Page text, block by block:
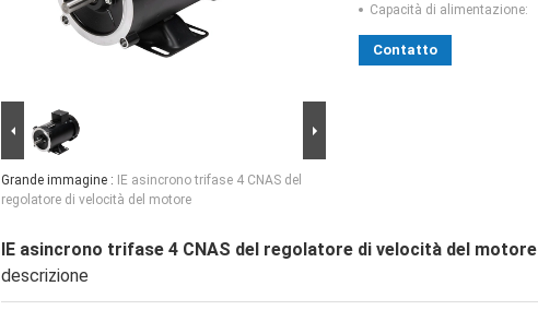
Grande immagine :
IE asincrono trifase 4 CNAS del
regolatore di velocità del motore
Capacità di alimentazione:
Contatto
IE asincrono trifase 4 CNAS del regolatore di velocità del motore
descrizione